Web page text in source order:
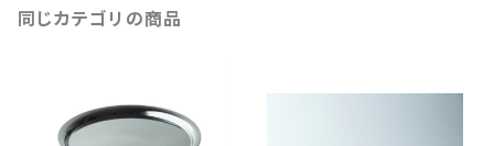
同じカテゴリの商品